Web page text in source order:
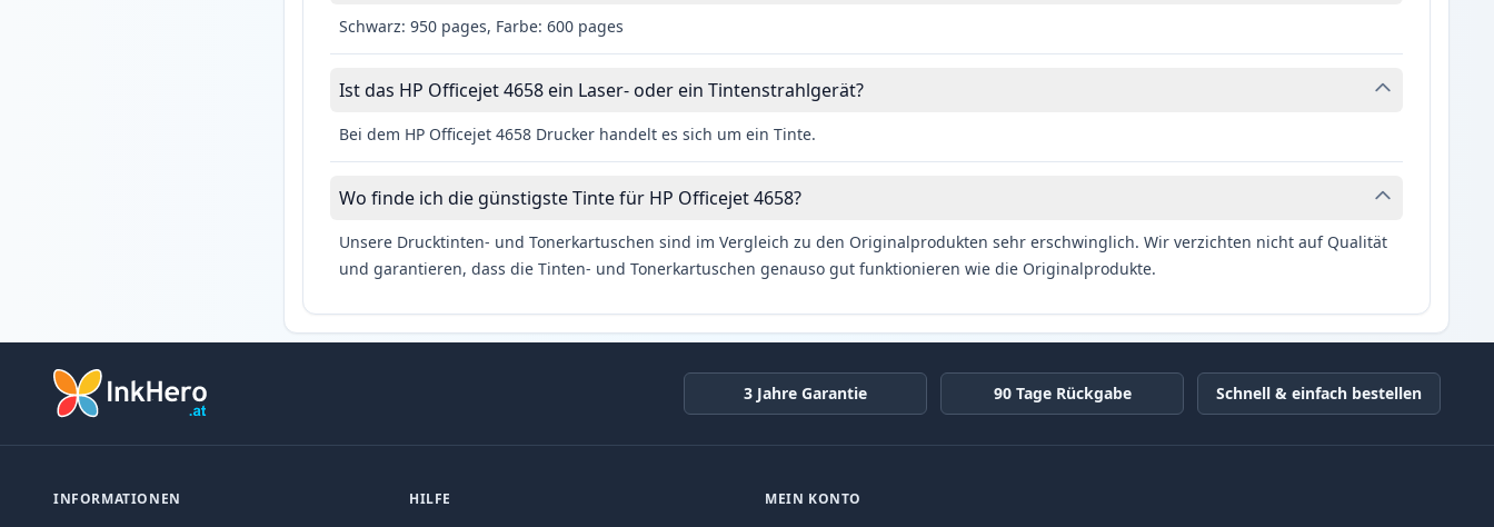
Schwarz: 950 pages, Farbe: 600 pages
Ist das HP Officejet 4658 ein Laser- oder ein Tintenstrahlgerät?
Bei dem HP Officejet 4658 Drucker handelt es sich um ein Tinte.
Wo finde ich die günstigste Tinte für HP Officejet 4658?
Unsere Drucktinten- und Tonerkartuschen sind im Vergleich zu den Originalprodukten sehr erschwinglich. Wir verzichten nicht auf Qualität
und garantieren, dass die Tinten- und Tonerkartuschen genauso gut funktionieren wie die Originalprodukte.
3 Jahre Garantie 90 Tage Rückgabe Schnell & einfach bestellen
INFORMATIONEN HILFE MEIN KONTO